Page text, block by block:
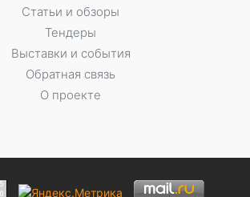
Статьи и обзоры
Тендеры
Выставки и события
Обратная связь
О проекте